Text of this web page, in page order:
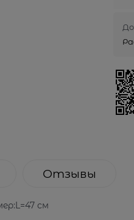
Отзывы
см